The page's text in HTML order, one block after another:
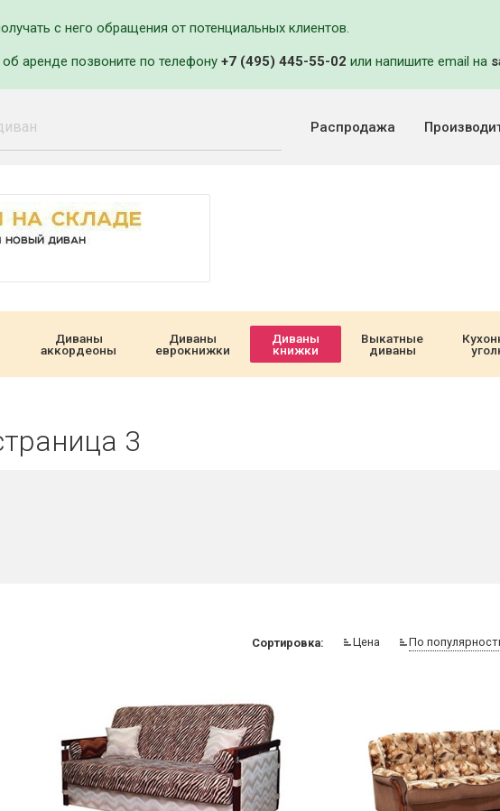
с него обращения от потенциальных клиентов.
аренде позвоните по телефону +7 (495) 445-55-02 или напишите email на
Распродажа
Диваны
аккордеоны
Диваны
еврокнижки
Диваны
книжки
Выкатные
диваны
3
Сортировка: Цена По